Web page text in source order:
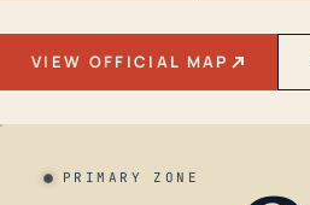
VIEW OFFICIAL MAP
PRIMARY ZONE